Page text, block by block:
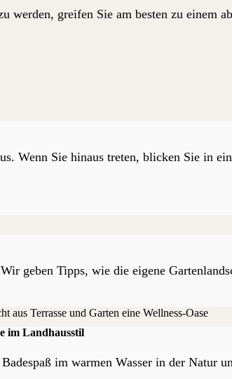
greifen Sie am besten zu einem
Wenn Sie hinaus treten, blicken Sie in
geben Tipps, wie die eigene
im Landhausstil
im warmen Wasser in der Natur